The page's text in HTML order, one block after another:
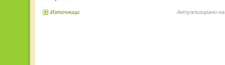
Източници Актуализирано